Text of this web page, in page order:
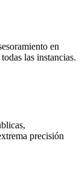
en
las instancias.
precisión